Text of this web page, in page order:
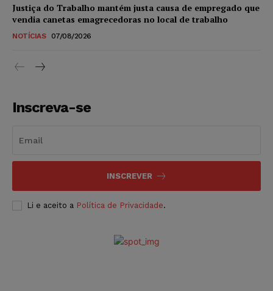
Justiça do Trabalho mantém justa causa de empregado que
vendia canetas emagrecedoras no local de trabalho
NOTÍCIAS 07/08/2026
Inscreva-se
INSCREVER
Li e aceito a Política de Privacidade.